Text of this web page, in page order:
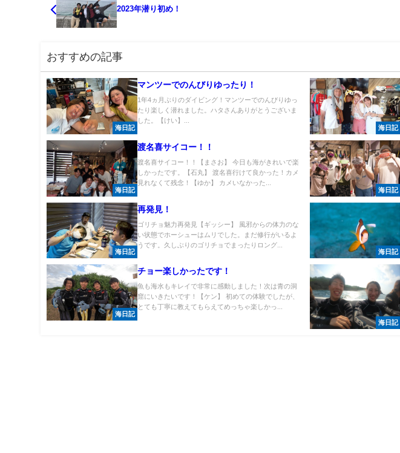
2023年潜り初め！
おすすめの記事
海日記
マンツーでのんびりゆったり！
1年4ヵ月ぶりのダイビング！マンツーでのんびりゆっ
たり楽しく潜れました。ハタさんありがとうございま
した。【けい】...
海日記
海日記
渡名喜サイコー！！
渡名喜サイコー！！【まさお】 今日も海がきれいで楽
しかったです。【石丸】 渡名喜行けて良かった！カメ
見れなくて残念！【ゆか】 カメいなかった...
海日記
海日記
再発見！
ゴリチョ魅力再発見【ギッシー】 風邪からの体力のな
い状態でホーシューはムリでした。まだ修行がいるよ
うです。久しぶりのゴリチョでまったりロング...
海日記
海日記
チョー楽しかったです！
魚も海水もキレイで非常に感動しました！次は青の洞
窟にいきたいです！【ケン】 初めての体験でしたが、
とても丁寧に教えてもらえてめっちゃ楽しかっ...
海日記